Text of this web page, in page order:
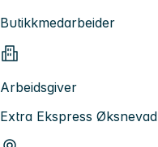
Butikkmedarbeider
Arbeidsgiver
Extra Ekspress Øksnevad